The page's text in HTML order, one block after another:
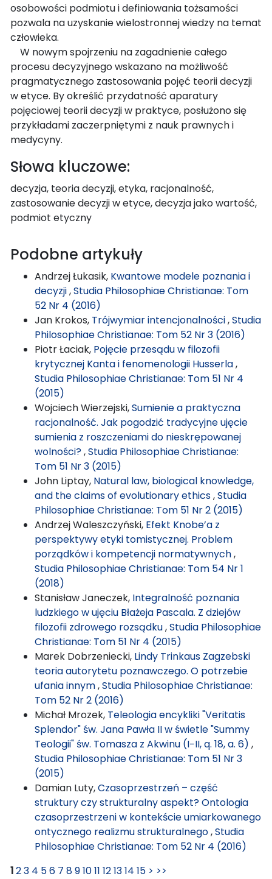
osobowości podmiotu i definiowania tożsamości
pozwala na uzyskanie wielostronnej wiedzy na temat
człowieka.
W nowym spojrzeniu na zagadnienie całego
procesu decyzyjnego wskazano na możliwość
pragmatycznego zastosowania pojęć teorii decyzji
w etyce. By określić przydatność aparatury
pojęciowej teorii decyzji w praktyce, posłużono się
przykładami zaczerpniętymi z nauk prawnych i
medycyny.
Słowa kluczowe:
decyzja, teoria decyzji, etyka, racjonalność,
zastosowanie decyzji w etyce, decyzja jako wartość,
podmiot etyczny
Podobne artykuły
Andrzej Łukasik, Kwantowe modele poznania i
decyzji,Studia Philosophiae Christianae: Tom
52 Nr 4 (2016)
Jan Krokos, Trójwymiar intencjonalności,Studia
Philosophiae Christianae: Tom 52 Nr 3 (2016)
Piotr Łaciak, Pojęcie przesądu w filozofii
krytycznej Kanta i fenomenologii Husserla,
Studia Philosophiae Christianae: Tom 51 Nr 4
(2015)
Wojciech Wierzejski,Sumienie a praktyczna
racjonalność. Jak pogodzić tradycyjne ujęcie
sumienia z roszczeniami do nieskrępowanej
wolności?,Studia Philosophiae Christianae:
Tom 51 Nr 3 (2015)
John Liptay, Natural law, biological knowledge,
and the claims of evolutionary ethics,Studia
Philosophiae Christianae: Tom 51 Nr 2 (2015)
Andrzej Waleszczyński, Efekt Knobe’a z
perspektywy etyki tomistycznej. Problem
porządków i kompetencji normatywnych,
Studia Philosophiae Christianae: Tom 54 Nr 1
(2018)
Stanisław Janeczek, Integralność poznania
ludzkiego w ujęciu Błażeja Pascala. Z dziejów
filozofii zdrowego rozsądku,Studia Philosophiae
Christianae: Tom 51 Nr 4 (2015)
Marek Dobrzeniecki, Lindy Trinkaus Zagzebski
teoria autorytetu poznawczego. O potrzebie
ufania innym,Studia Philosophiae Christianae:
Tom 52 Nr 2 (2016)
Michał Mrozek, Teleologia encykliki "Veritatis
Splendor" św. Jana Pawła II w świetle "Summy
Teologii" św. Tomasza z Akwinu (I−II, q. 18, a. 6) ,
Studia Philosophiae Christianae: Tom 51 Nr 3
(2015)
Damian Luty,Czasoprzestrzeń – część
struktury czy strukturalny aspekt? Ontologia
czasoprzestrzeni w kontekście umiarkowanego
ontycznego realizmu strukturalnego,Studia
Philosophiae Christianae: Tom 52 Nr 4 (2016)
123 4 56 7 891011 121314 15 > >>